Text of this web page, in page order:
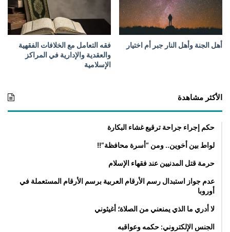
أهل الجنة وأهل النار جبر أم اختيار
فقه التعامل مع الخلافات الفقهية
والعقدية والإدارية في المراكز
الإسلامية
الأكثر مشاهدة
حكم إجراء جراحة ترقيع غشاء البكارة
لواط بين أخوين.. ومن “أسرة محافظة”!!
حرمة قتل المدنيين عند فقهاء الإسلام
عدم جواز استبدال رسم الأرقام العربية برسم الأرقام المستعملة في
أوروبا
لا أدري ما الذي يمنعني من الصلاة؛ أغيثوني
الجنس الإلكتروني: حكمه وعواقبه